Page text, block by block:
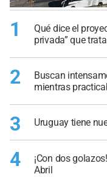
1
Qué dice el
privada” que
2
Buscan
mientras
3 Uruguay tiene
4
¡Con dos
Abril